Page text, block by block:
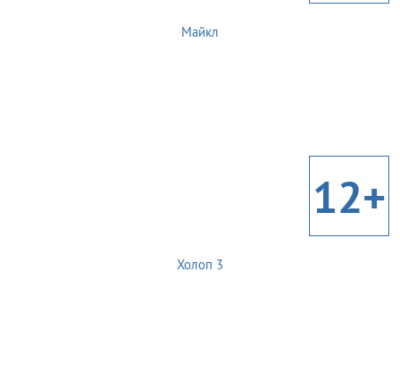
Майкл
12+
Холоп 3